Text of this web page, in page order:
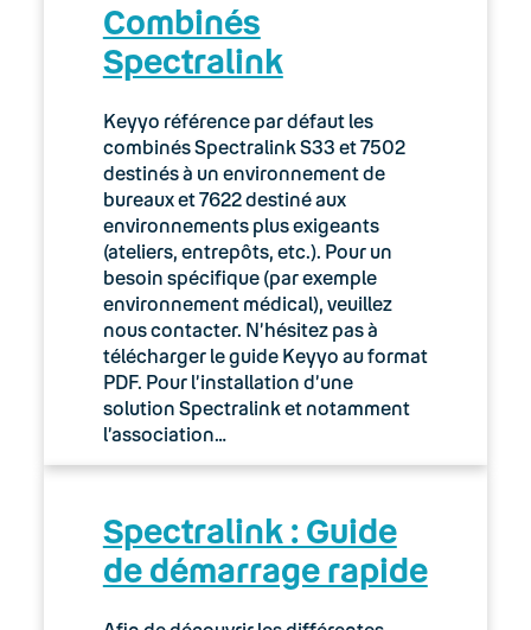
Manager
Gérer les accès, rôles et permissions
Le compte utilisateur Keyyo
Manager – Change log
Manager : Gestion des sites
Manager : Import de l’annuaire par
fichier CSV
Manager : Intégration des tickets de
support
Manager : Suivi des déploiements
Présentation de l’annuaire dans
Combinés
Spectralink
Keyyo référence par défaut les
combinés Spectralink S33 et 7502
destinés à un environnement de
bureaux et 7622 destiné aux
environnements plus exigeants
(ateliers, entrepôts, etc.). Pour un
besoin spécifique (par exemple
environnement médical), veuillez
nous contacter. N’hésitez pas à
télécharger le guide Keyyo au format
PDF. Pour l’installation d’une
solution Spectralink et notamment
l’association…
Spectralink : Guide
de démarrage rapide